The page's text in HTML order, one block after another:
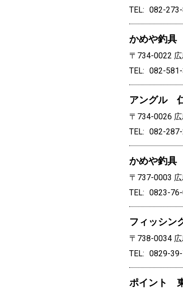
TEL
082-
かめや釣
〒734-0022
TEL
082-
アングル
〒734-0026
TEL
082-
かめや釣
〒737-0003
TEL
0823-
フィッシン
〒738-0034
TEL
0829-
ポイント